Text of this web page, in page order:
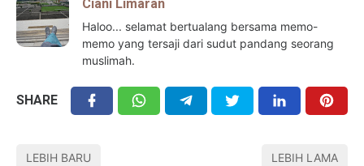
Ciani Limaran
Haloo... selamat bertualang bersama memo-
memo yang tersaji dari sudut pandang seorang
muslimah.
SHARE
LEBIH BARU LEBIH LAMA